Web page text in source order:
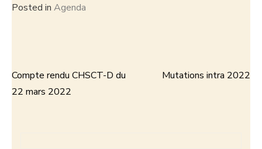
Posted in Agenda
Navigation
Compte rendu CHSCT-D du
22 mars 2022
Mutations intra 2022